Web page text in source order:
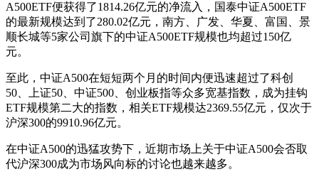
A500ETF便获得了1814.26亿元的净流入，国泰中证A500ETF
的最新规模达到了280.02亿元，南方、广发、华夏、富国、景
顺长城等5家公司旗下的中证A500ETF规模也均超过150亿
元。
至此，中证A500在短短两个月的时间内便迅速超过了科创
50、上证50、中证500、创业板指等众多宽基指数，成为挂钩
ETF规模第二大的指数，相关ETF规模达2369.55亿元，仅次于
沪深300的9910.96亿元。
在中证A500的迅猛攻势下，近期市场上关于中证A500会否取
代沪深300成为市场风向标的讨论也越来越多。